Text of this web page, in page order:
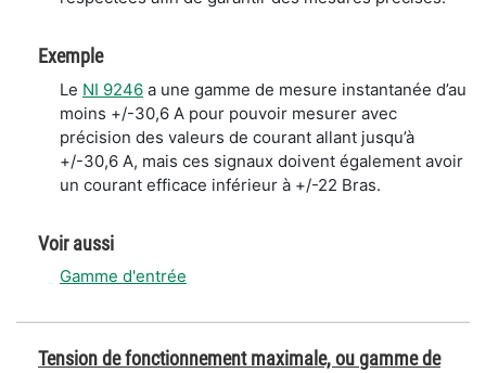
Exemple
Le NI 9246 a une gamme de mesure instantanée d’au
moins +/-30,6 A pour pouvoir mesurer avec
précision des valeurs de courant allant jusqu’à
+/-30,6 A, mais ces signaux doivent également avoir
un courant efficace inférieur à +/-22 Bras.
Voir aussi
Gamme d'entrée
Tension de fonctionnement maximale, ou gamme de